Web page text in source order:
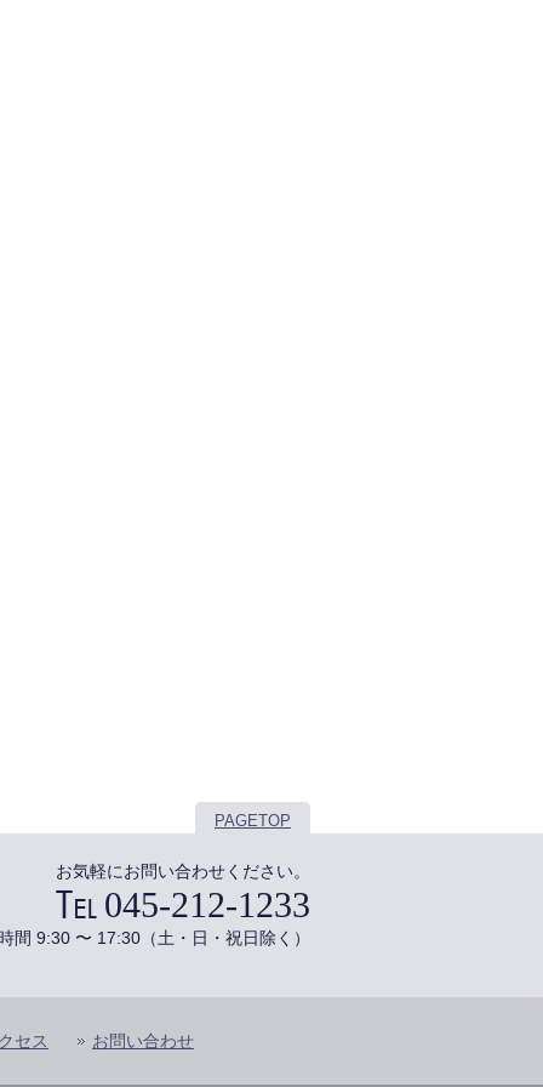
PAGETOP
お気軽にお問い合わせください。
045-212-1233
間 9:30 〜 17:30（土・日・祝日除く）
セス お問い合わせ